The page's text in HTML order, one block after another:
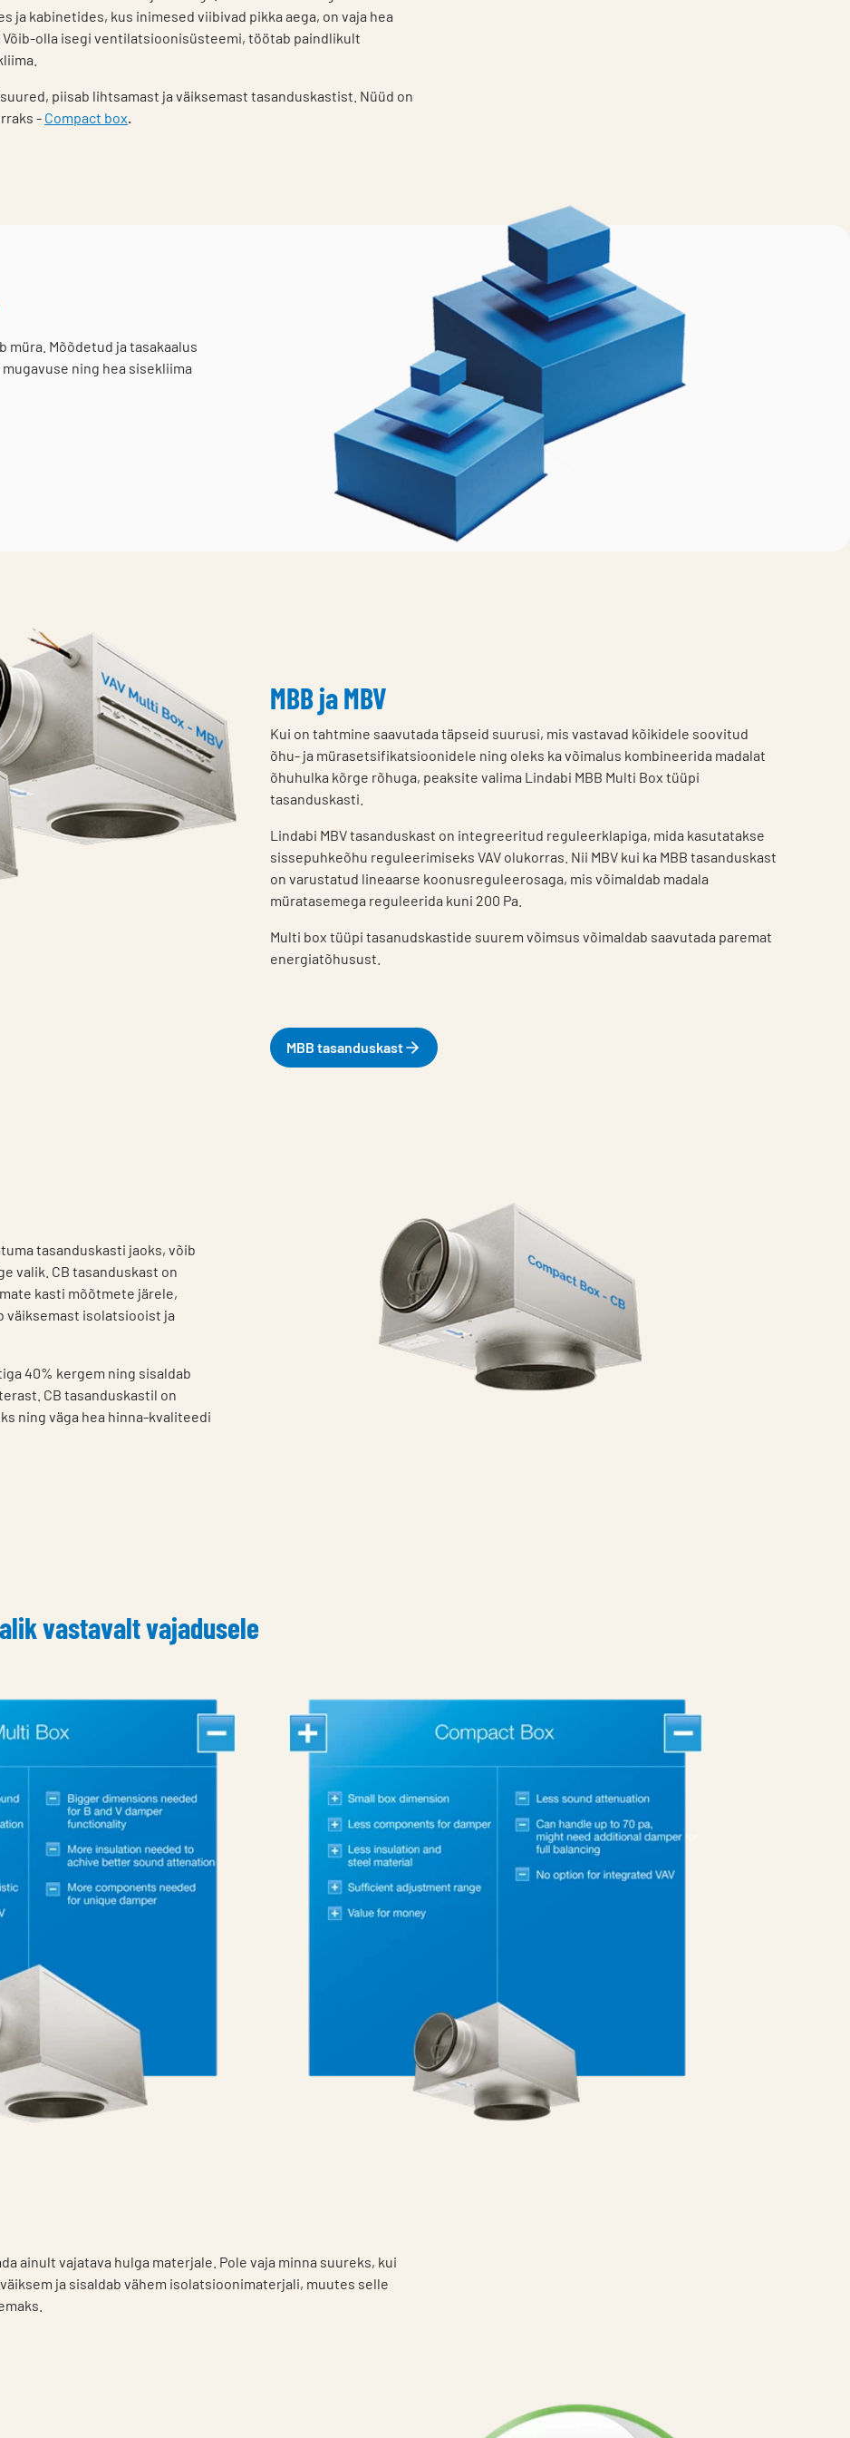
ja kabinetides, kus inimesed viibivad pikka aega, on vaja hea
olla isegi ventilatsioonisüsteemi, töötab paindlikult
piisab lihtsamast ja väiksemast tasanduskastist. Nüüd on
- Compact box.
Mõõdetud ja tasakaalus
ning hea sisekliima
MBB ja MBV
Kui on tahtmine saavutada täpseid suurusi, mis vastavad kõikidele soovitud
õhu- ja mürasetsifikatsioonidele ning oleks ka võimalus kombineerida madalat
õhuhulka kõrge rõhuga, peaksite valima Lindabi MBB Multi Box tüüpi
tasanduskasti.
Lindabi MBV tasanduskast on integreeritud reguleerklapiga, mida kasutatakse
sissepuhkeõhu reguleerimiseks VAV olukorras. Nii MBV kui ka MBB tasanduskast
on varustatud lineaarse koonusreguleerosaga, mis võimaldab madala
müratasemega reguleerida kuni 200 Pa.
Multi box tüüpi tasanudskastide suurem võimsus võimaldab saavutada paremat
energiatõhusust.
MBB tasanduskast
tasanduskasti jaoks, võib
valik. CB tasanduskast on
kasti mõõtmete järele,
väiksemast isolatsiooist ja
40% kergem ning sisaldab
CB tasanduskastil on
ning väga hea hinna-kvaliteedi
vastavalt vajadusele
ainult vajatava hulga materjale. Pole vaja minna suureks, kui
ja sisaldab vähem isolatsioonimaterjali, muutes selle